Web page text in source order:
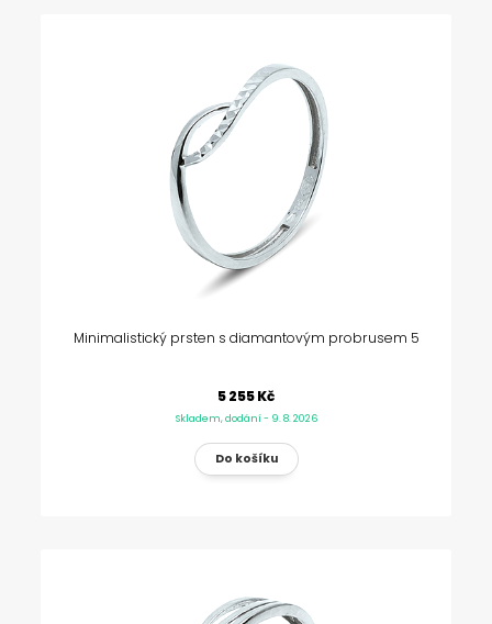
Minimalistický prsten s diamantovým probrusem 5
5 255 Kč
Skladem, dodání - 9. 8. 2026